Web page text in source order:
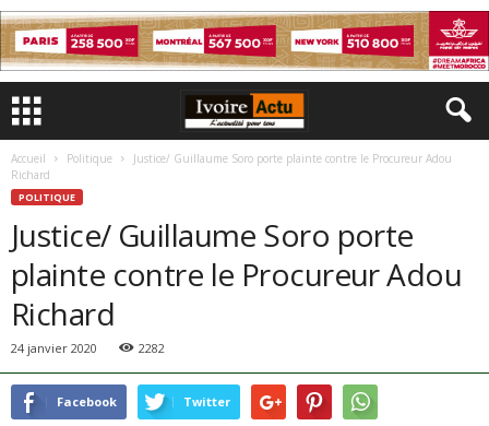
Accueil Politique
Justice/ Guillaume Soro porte plainte contre le Procureur Adou
Richard
POLITIQUE
Justice/ Guillaume Soro porte
plainte contre le Procureur Adou
Richard
24 janvier 2020 2282
Facebook Twitter